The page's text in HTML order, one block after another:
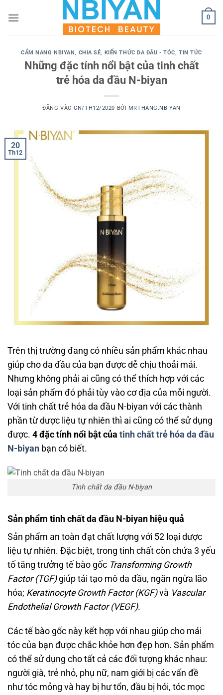
qua
0
CẨM NANG NBIYAN, CHIA SẺ, KIẾN THỨC DA ĐẦU - TÓC,TIN TỨC
Những đặc tính nổi bật của tinh chất
trẻ hóa da đầu N-biyan
ĐĂNG VÀOCN/TH12/2020 BỞI MRTHANG.NBIYAN
20
Th12
Trên thị trường đang có nhiều sản phẩm khác nhau
giúp cho da đầu của bạn được dễ chịu thoải mái.
Nhưng không phải ai cũng có thể thích hợp với các
loại sản phẩm đó phải tùy vào cơ địa của mỗi người.
Với tinh chất trẻ hóa da đầu N-biyan với các thành
phần từ dược liệu tự nhiên thì ai cũng có thể sử dụng
được. 4 đặc tính nổi bật của tinh chất trẻ hóa da đầu
N-biyan bạn có biết.
Tinh chất da đầu N-biyan
Sản phẩm tinh chất da đầu N-biyan hiệu quả
Sản phẩm an toàn đạt chất lượng với 52 loại dược
liệu tự nhiên. Đặc biệt, trong tinh chất còn chứa 3 yếu
tố tăng trưởng tế bào gốc Transforming Growth
Factor (TGF)giúp tái tạo mô da đầu, ngăn ngừa lão
hóa; Keratinocyte Growth Factor (KGF)và Vascular
Endothelial Growth Factor (VEGF).
Các tế bào gốc này kết hợp với nhau giúp cho mái
tóc của bạn được chắc khỏe hơn đẹp hơn. Sản phẩm
có thể sử dụng cho tất cả các đối tượng khác nhau:
người già, trẻ nhỏ, phụ nữ, nam giới bị các vấn đề
như tóc mỏng và hay bị hư tổn, đầu bị hói, tóc mọc